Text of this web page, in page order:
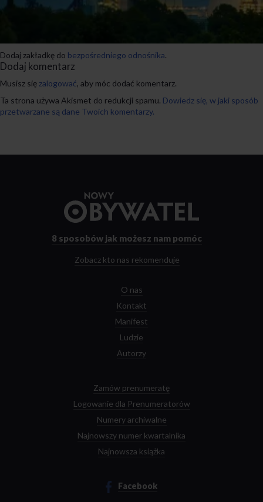
Dodaj zakładkę do bezpośredniego odnośnika.
Dodaj komentarz
Musisz się zalogować, aby móc dodać komentarz.
Ta strona używa Akismet do redukcji spamu. Dowiedz się, w jaki sposób
przetwarzane są dane Twoich komentarzy.
strony
8 sposobów jak możesz nam pomóc
Zobacz kto nas rekomenduje
O nas
Kontakt
Manifest
Ludzie
Autorzy
Zamów prenumeratę
Logowanie dla Prenumeratorów
Numery archiwalne
Najnowszy numer kwartalnika
Najnowsza książka
Facebook